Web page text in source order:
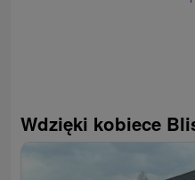
Wdzięki kobiece